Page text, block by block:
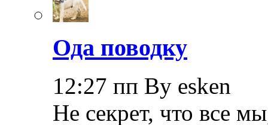
Ода поводку
12:27 пп By esken
Не секрет, что все